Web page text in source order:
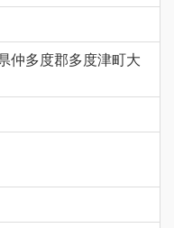
仲多度郡多度津町大